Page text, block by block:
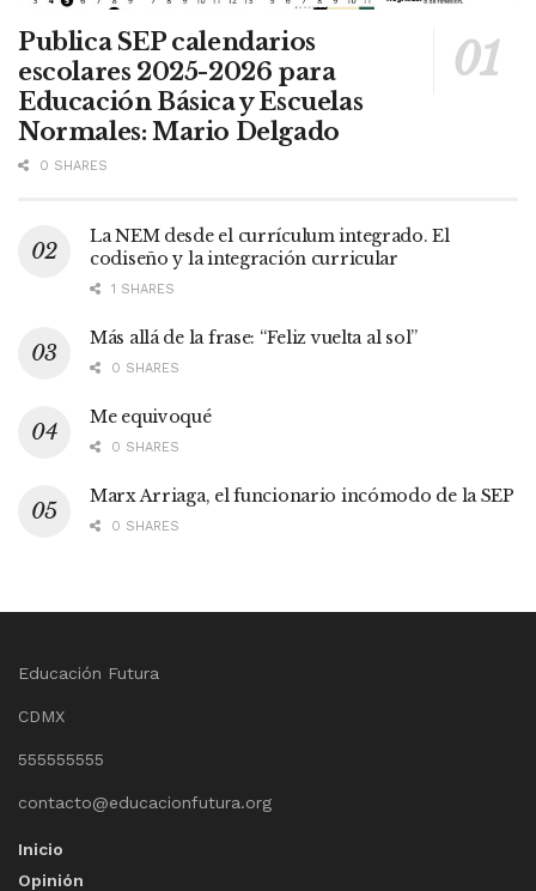
Publica SEP calendarios
escolares 2025-2026 para
Educación Básica y Escuelas
Normales: Mario Delgado
0 SHARES
La NEM desde el currículum integrado. El
codiseño y la integración curricular
1 SHARES
Más allá de la frase: “Feliz vuelta al sol”
0 SHARES
Me equivoqué
0 SHARES
Marx Arriaga, el funcionario incómodo de la SEP
0 SHARES
Educación Futura
CDMX
555555555
contacto@educacionfutura.org
Inicio
Opinión